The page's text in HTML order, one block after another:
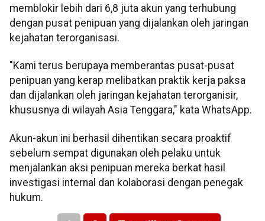
memblokir lebih dari 6,8 juta akun yang terhubung
dengan pusat penipuan yang dijalankan oleh jaringan
kejahatan terorganisasi.
"Kami terus berupaya memberantas pusat-pusat
penipuan yang kerap melibatkan praktik kerja paksa
dan dijalankan oleh jaringan kejahatan terorganisir,
khususnya di wilayah Asia Tenggara," kata WhatsApp.
Akun-akun ini berhasil dihentikan secara proaktif
sebelum sempat digunakan oleh pelaku untuk
menjalankan aksi penipuan mereka berkat hasil
investigasi internal dan kolaborasi dengan penegak
hukum.